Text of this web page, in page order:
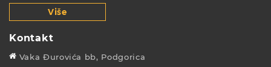
Više
Kontakt
Vaka Đurovića bb, Podgorica